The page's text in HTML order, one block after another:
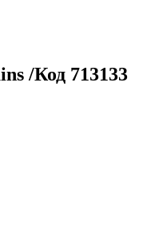
/Код 713133